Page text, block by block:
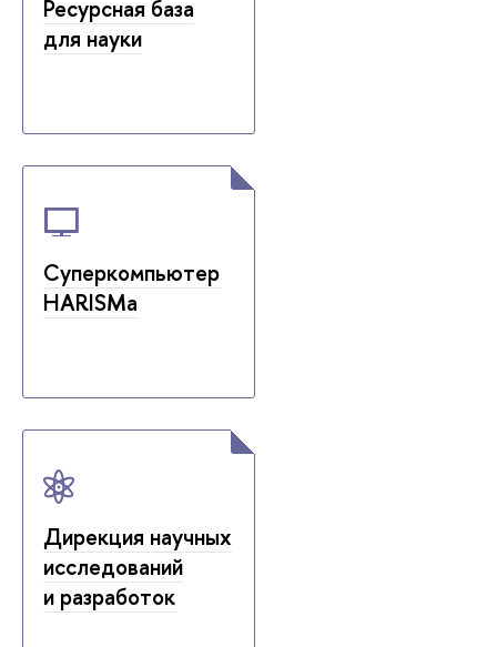
Ресурсная база
для науки
Суперкомпьютер
HARISMa
Дирекция научных
исследований
и разработок